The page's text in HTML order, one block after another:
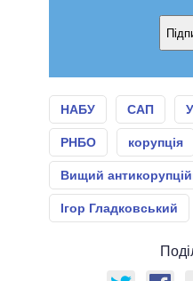
НАБУ САП
РНБО корупція
Вищий
Ігор Гладковський